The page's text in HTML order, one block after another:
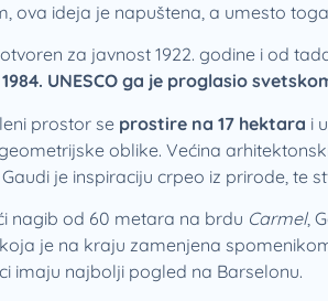
ova ideja je napuštena, a umesto
za javnost 1922. godine i od
UNESCO ga je proglasio
prostor se prostire na 17 hektara i
oblike. Većina
je inspiraciju crpeo iz prirode, te
nagib od 60 metara na brdu Carmel,
je na kraju zamenjena
imaju najbolji pogled na Barselonu.